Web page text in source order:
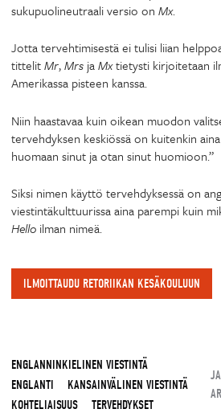
sukupuolineutraali versio on Mx.
Jotta tervehtimisestä ei tulisi liian
tittelitMr,Mrs jaMxtietysti kirjoitetaan
Amerikassa pisteen kanssa.
Niin haastavaa kuin oikean muodon
tervehdyksen keskiössä on kuitenkin
huomaan sinut ja otan sinut huomioon.”
Siksi nimen käyttö tervehdyksessä on
viestintäkulttuurissa aina parempi kuin
Hello ilman nimeä.
ILMOITTAUDU RETORIIKAN KESÄKOULUUN
ENGLANNINKIELINEN VIESTINTÄ
ENGLANTI
KANSAINVÄLINEN VIESTINTÄ
KOHTELIAISUUS
TERVEHDYKSET